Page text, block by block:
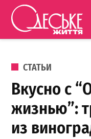
Перейти к содержанию
ОПУБЛИКОВАНО В
СТАТЬИ
Вкусно с
жизнью”:
из